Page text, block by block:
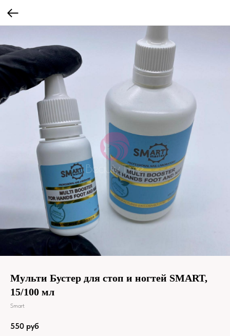
Мульти Бустер для стоп и ногтей SMART,
15/100 мл
Smart
550 руб